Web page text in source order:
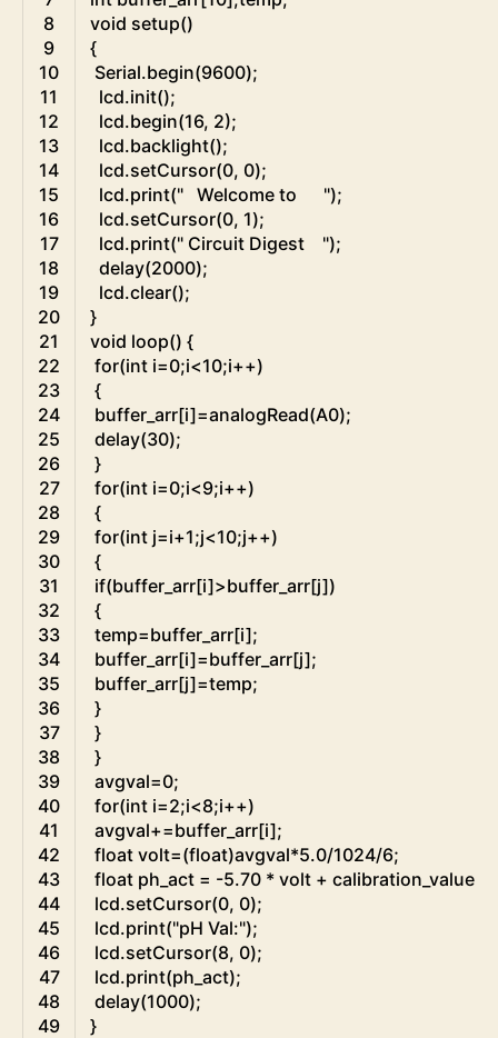
8
9
10
11
12
13
14
15
16
17
18
19
20
21
22
23
24
25
26
27
28
29
30
31
32
33
34
35
36
37
38
39
40
41
42
43
44
45
46
47
48
49
void setup()
{
Serial.begin(9600);
lcd.init();
lcd.begin(16, 2);
lcd.backlight();
lcd.setCursor(0, 0);
lcd.print("   Welcome to      ");
lcd.setCursor(0, 1);
lcd.print(" Circuit Digest    ");
delay(2000);
lcd.clear();
}
void loop() {
for(int i=0;i<10;i++)
{
buffer_arr[i]=analogRead(A0);
delay(30);
}
for(int i=0;i<9;i++)
{
for(int j=i+1;j<10;j++)
{
if(buffer_arr[i]>buffer_arr[j])
{
temp=buffer_arr[i];
buffer_arr[i]=buffer_arr[j];
buffer_arr[j]=temp;
}
}
}
avgval=0;
for(int i=2;i<8;i++)
avgval+=buffer_arr[i];
float volt=(float)avgval*5.0/1024/6;
float ph_act = -5.70 * volt + calibration_value
lcd.setCursor(0, 0);
lcd.print("pH Val:");
lcd.setCursor(8, 0);
lcd.print(ph_act);
delay(1000);
}